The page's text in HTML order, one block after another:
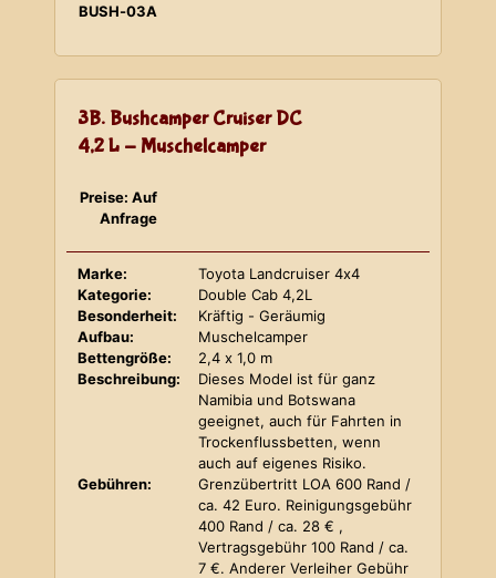
BUSH-03A
3B. Bushcamper Cruiser DC
4,2 L - Muschelcamper
Preise: Auf
Anfrage
Marke:
Toyota Landcruiser 4x4
Kategorie:
Double Cab 4,2L
Besonderheit:
Kräftig - Geräumig
Aufbau:
Muschelcamper
Bettengröße:
2,4 x 1,0 m
Beschreibung:
Dieses Model ist für ganz
Namibia und Botswana
geeignet, auch für Fahrten in
Trockenflussbetten, wenn
auch auf eigenes Risiko.
Gebühren:
Grenzübertritt LOA 600 Rand /
ca. 42 Euro. Reinigungsgebühr
400 Rand / ca. 28 € ,
Vertragsgebühr 100 Rand / ca.
7 €. Anderer Verleiher Gebühr